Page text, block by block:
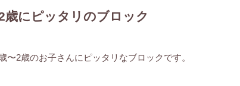
歳にピッタリのブロック
2歳のお子さんにピッタリなブロックです。